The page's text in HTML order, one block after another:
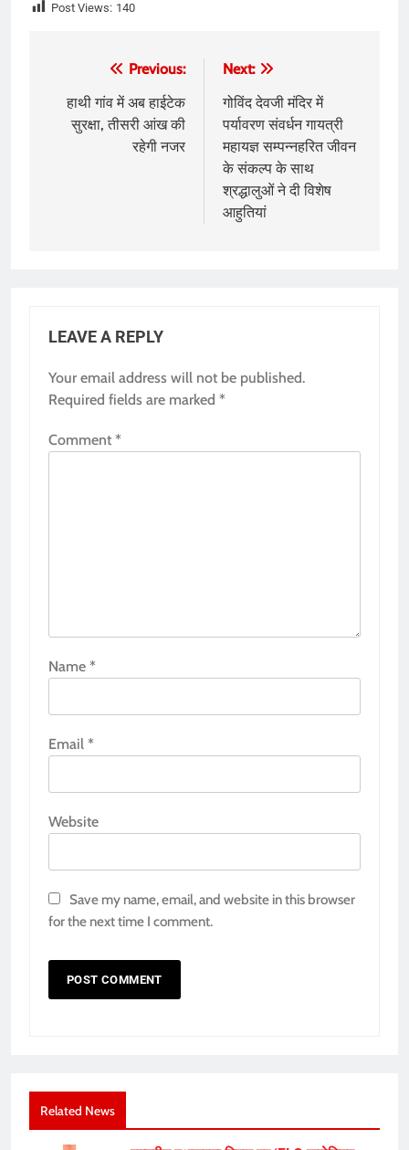
Post Views: 140
navigation
Previous:
हाथी गांव में अब हाईटेक
सुरक्षा, तीसरी आंख की
रहेगी नजर
Next:
गोविंद देवजी मंदिर में
पर्यावरण संवर्धन गायत्री
महायज्ञ सम्पन्नहरित जीवन
के संकल्प के साथ
श्रद्धालुओं ने दी विशेष
आहुतियां
LEAVE A REPLY
Your email address will not be published.
Required fields are marked *
Comment *
Name *
Email *
Website
Save my name, email, and website in this browser
for the next time I comment.
Related News